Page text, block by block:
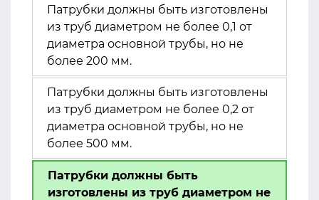
Патрубки должны быть изготовлены
из труб диаметром не более 0,1 от
диаметра основной трубы, но не
более 200 мм.
Патрубки должны быть изготовлены
из труб диаметром не более 0,2 от
диаметра основной трубы, но не
более 500 мм.
Патрубки должны быть
изготовлены из труб диаметром не